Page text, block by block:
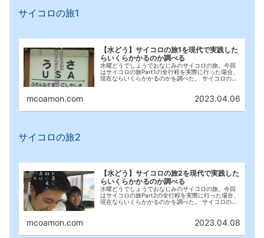
サイコロの旅1
【水どう】サイコロの旅1を現代で実践した
らいくらかかるのか調べる
水曜どうでしょうでおなじみのサイコロの旅。今回
はサイコロの旅Part1の全行程を実際に行った場合、
現在ならいくらかかるのかを調べた。 サイコロの旅
mcoamon.com 2023.04.06
サイコロの旅2
【水どう】サイコロの旅2を現代で実践した
らいくらかかるのか調べる
水曜どうでしょうでおなじみのサイコロの旅。今回
はサイコロの旅Part2の全行程を実際に行った場合、
現在ならいくらかかるのかを調べた。 サイコロの旅
mcoamon.com 2023.04.08